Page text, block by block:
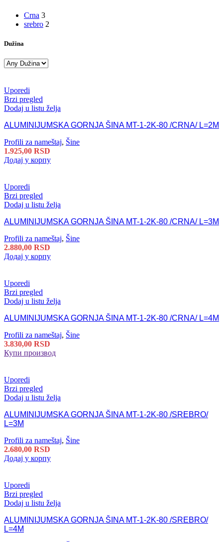
Crna 3
srebro 2
Dužina
Uporedi
Brzi pregled
Dodaj u listu želja
ALUMINIJUMSKA GORNJA ŠINA MT-1-2K-80 /CRNA/ L=2M
Profili za nameštaj, Šine
1.925,00 RSD
Додај у корпу
Uporedi
Brzi pregled
Dodaj u listu želja
ALUMINIJUMSKA GORNJA ŠINA MT-1-2K-80 /CRNA/ L=3M
Profili za nameštaj, Šine
2.880,00 RSD
Додај у корпу
Uporedi
Brzi pregled
Dodaj u listu želja
ALUMINIJUMSKA GORNJA ŠINA MT-1-2K-80 /CRNA/ L=4M
Profili za nameštaj, Šine
3.830,00 RSD
Купи производ
Uporedi
Brzi pregled
Dodaj u listu želja
ALUMINIJUMSKA GORNJA ŠINA MT-1-2K-80 /SREBRO/
L=3M
Profili za nameštaj, Šine
2.680,00 RSD
Додај у корпу
Uporedi
Brzi pregled
Dodaj u listu želja
ALUMINIJUMSKA GORNJA ŠINA MT-1-2K-80 /SREBRO/
L=4M